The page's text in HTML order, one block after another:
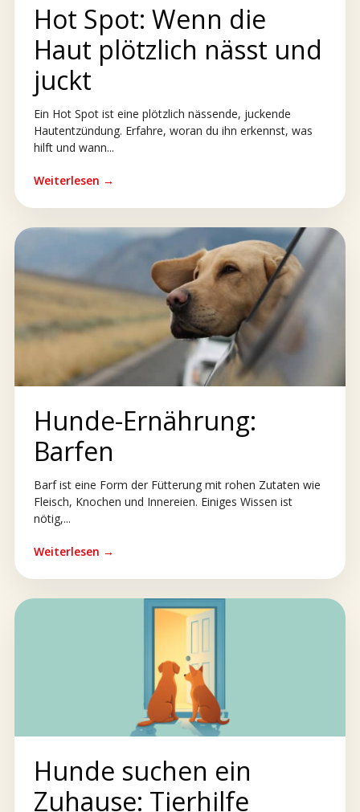
Hot Spot: Wenn die
Haut plötzlich nässt und
juckt
Ein Hot Spot ist eine plötzlich nässende, juckende
Hautentzündung. Erfahre, woran du ihn erkennst, was
hilft und wann...
Weiterlesen →
Hunde-Ernährung:
Barfen
Barf ist eine Form der Fütterung mit rohen Zutaten wie
Fleisch, Knochen und Innereien. Einiges Wissen ist
nötig,...
Weiterlesen →
Hunde suchen ein
Zuhause: Tierhilfe